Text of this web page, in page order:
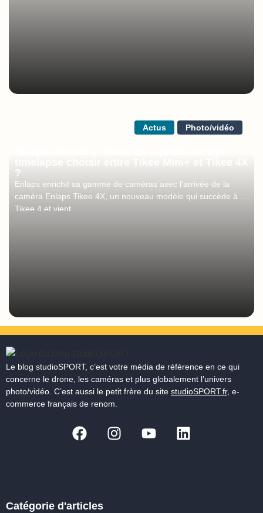
Actus Photo/vidéo
?
Enlaps enrichit sa gamme de caméras avec l’arrivée de la
caméra Enlaps Tikee 4X, un nouveau modèle qui succède à la
Tikee 4 et vient
Le blog studioSPORT, c’est votre média de référence en ce qui
concerne le drone, les caméras et plus globalement l’univers
photo/vidéo. C’est aussi le petit frère du site studioSPORT.fr, e-
commerce français de renom.
Catégorie d'articles